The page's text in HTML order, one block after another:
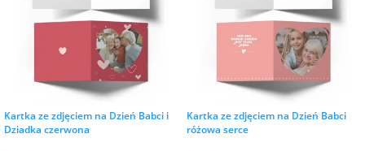
na Wielkanoc
na wieczór
panieński
Kartka ze zdjęciem na Dzień Babci i
Dziadka czerwona
Kartka ze zdjęciem na Dzień Babci
różowa serce